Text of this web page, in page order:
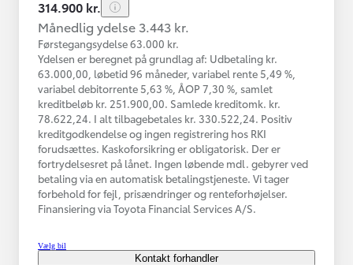
314.900 kr.
Månedlig ydelse 3.443 kr.
Førstegangsydelse 63.000 kr.
Ydelsen er beregnet på grundlag af: Udbetaling kr.
63.000,00, løbetid 96 måneder, variabel rente 5,49 %,
variabel debitorrente 5,63 %, ÅOP 7,30 %, samlet
kreditbeløb kr. 251.900,00. Samlede kreditomk. kr.
78.622,24. I alt tilbagebetales kr. 330.522,24. Positiv
kreditgodkendelse og ingen registrering hos RKI
forudsættes. Kaskoforsikring er obligatorisk. Der er
fortrydelsesret på lånet. Ingen løbende mdl. gebyrer ved
betaling via en automatisk betalingstjeneste. Vi tager
forbehold for fejl, prisændringer og renteforhøjelser.
Finansiering via Toyota Financial Services A/S.
Vælg bil
Kontakt forhandler